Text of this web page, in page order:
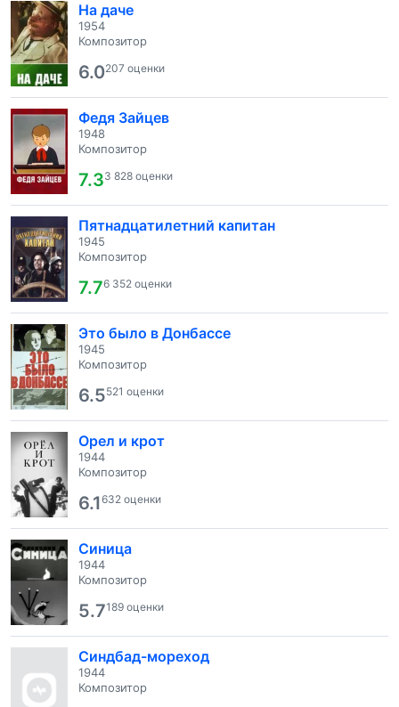
На даче
1954
Композитор
6.0207 оценки
Федя Зайцев
1948
Композитор
7.33 828 оценки
Пятнадцатилетний капитан
1945
Композитор
7.76 352 оценки
Это было в Донбассе
1945
Композитор
6.5521 оценки
Орел и крот
1944
Композитор
6.1632 оценки
Синица
1944
Композитор
5.7189 оценки
Синдбад-мореход
1944
Композитор